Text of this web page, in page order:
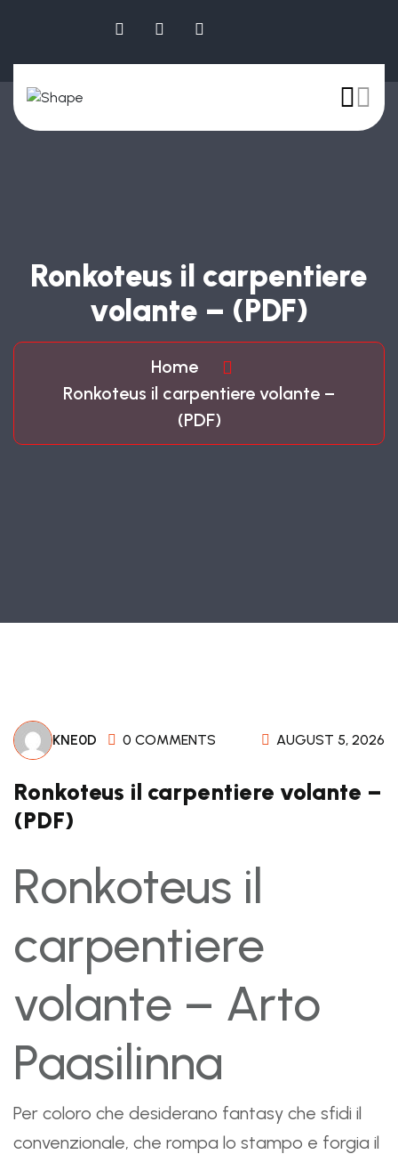
Ronkoteus il carpentiere
volante – (PDF)
Home
Ronkoteus il carpentiere volante –
(PDF)
KNE0D 0 COMMENTS AUGUST 5, 2026
Ronkoteus il carpentiere volante –
(PDF)
Ronkoteus il
carpentiere
volante – Arto
Paasilinna
Per coloro che desiderano fantasy che sfidi il
convenzionale, che rompa lo stampo e forgia il